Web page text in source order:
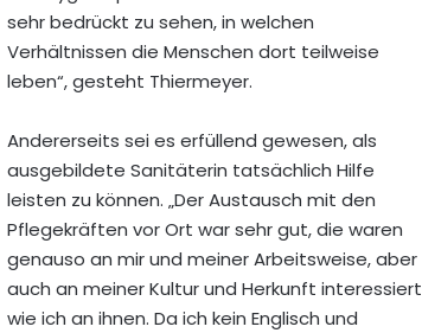
sehr bedrückt zu sehen, in welchen
Verhältnissen die Menschen dort teilweise
leben“, gesteht Thiermeyer.
Andererseits sei es erfüllend gewesen, als
ausgebildete Sanitäterin tatsächlich Hilfe
leisten zu können. „Der Austausch mit den
Pflegekräften vor Ort war sehr gut, die waren
genauso an mir und meiner Arbeitsweise, aber
auch an meiner Kultur und Herkunft interessiert
wie ich an ihnen. Da ich kein Englisch und